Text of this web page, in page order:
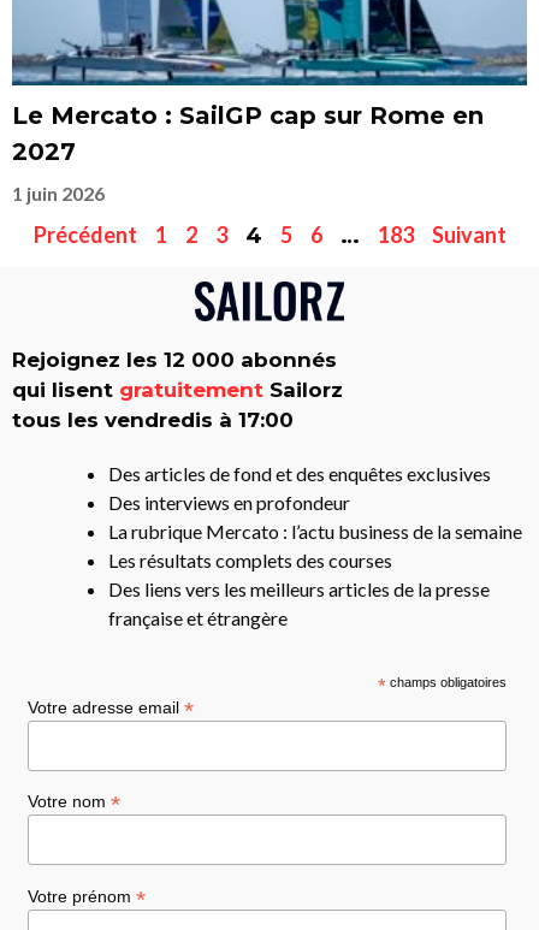
Le Mercato : SailGP cap sur Rome en
2027
1 juin 2026
Précédent 1 2 3 4 5 6 … 183 Suivant
Rejoignez les 12 000 abonnés
qui lisent gratuitement Sailorz
tous les vendredis à 17:00
Des articles de fond et des enquêtes exclusives
Des interviews en profondeur
La rubrique Mercato : l’actu business de la semaine
Les résultats complets des courses
Des liens vers les meilleurs articles de la presse
française et étrangère
* champs obligatoires
Votre adresse email *
Votre nom *
Votre prénom *